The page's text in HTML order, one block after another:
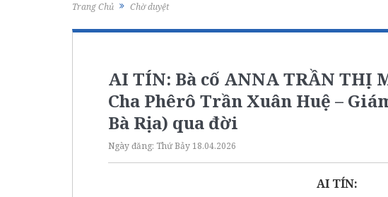
Trang Chủ Chờ duyệt
AI TÍN: Bà cố ANNA TRẦN THỊ
Cha Phêrô Trần Xuân Huệ –
Bà Rịa) qua đời
Ngày đăng: Thứ Bảy 18.04.2026
AI TÍN: